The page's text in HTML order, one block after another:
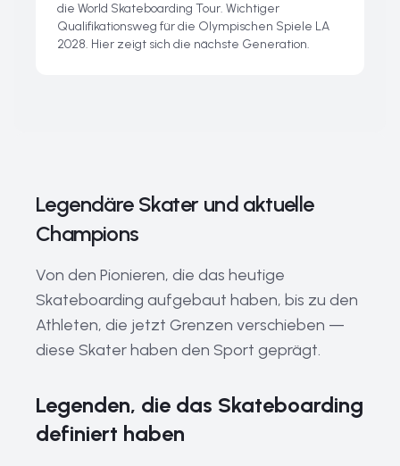
die World Skateboarding Tour. Wichtiger
Qualifikationsweg für die Olympischen Spiele LA
2028. Hier zeigt sich die nächste Generation.
Legendäre Skater und aktuelle
Champions
Von den Pionieren, die das heutige
Skateboarding aufgebaut haben, bis zu den
Athleten, die jetzt Grenzen verschieben —
diese Skater haben den Sport geprägt.
Legenden, die das Skateboarding
definiert haben